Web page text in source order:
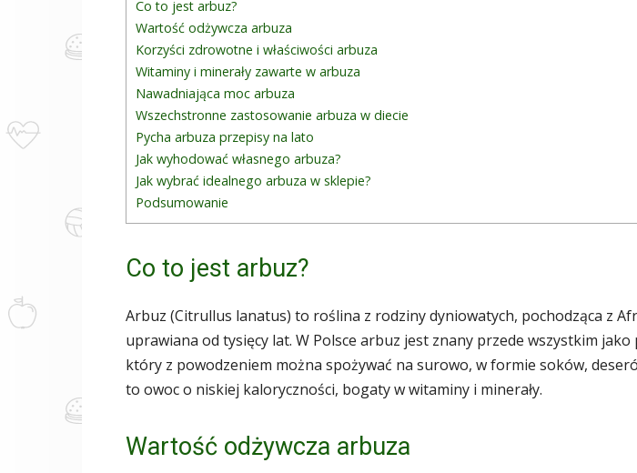
Co to jest arbuz?
Wartość odżywcza arbuza
Korzyści zdrowotne i właściwości arbuza
Witaminy i minerały zawarte w arbuza
Nawadniająca moc arbuza
Wszechstronne zastosowanie arbuza w diecie
Pycha arbuza przepisy na lato
Jak wyhodować własnego arbuza?
Jak wybrać idealnego arbuza w sklepie?
Podsumowanie
Co to jest arbuz?
Arbuz (Citrullus lanatus) to roślina z rodziny dyniowatych, pochodząca z
uprawiana od tysięcy lat. W Polsce arbuz jest znany przede wszystkim jako
który z powodzeniem można spożywać na surowo, w formie soków,
to owoc o niskiej kaloryczności, bogaty w witaminy i minerały.
Wartość odżywcza arbuza